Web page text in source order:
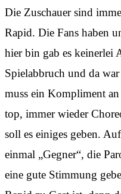
Die Zuschauer sind
Rapid. Die Fans haben
hier bin gab es keinerlei
Spielabbruch und da
muss ein Kompliment
top, immer wieder
soll es einiges geben.
einmal „Gegner“, die
eine gute Stimmung